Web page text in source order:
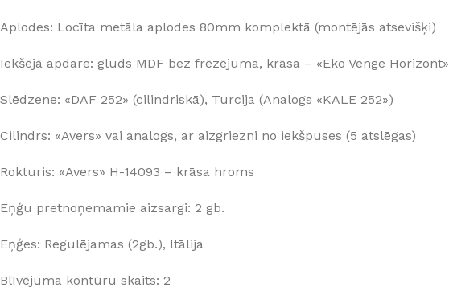
Aplodes: Locīta metāla aplodes 80mm komplektā (montējās atsevišķi)
Iekšējā apdare: gluds MDF bez frēzējuma, krāsa – «Eko Venge Horizont»
Slēdzene: «DAF 252» (cilindriskā), Turcija (Analogs «KALE 252»)
Cilindrs: «Avers» vai analogs, ar aizgriezni no iekšpuses (5 atslēgas)
Rokturis: «Avers» H-14093 – krāsa hroms
Eņģu pretnoņemamie aizsargi: 2 gb.
Eņģes: Regulējamas (2gb.), Itālija
Blīvējuma kontūru skaits: 2